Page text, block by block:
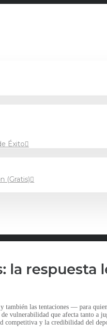
Éxito
(Gratis)
respuesta
las tentaciones — para
vulnerabilidad que afecta tanto a
competitiva y la credibilidad del